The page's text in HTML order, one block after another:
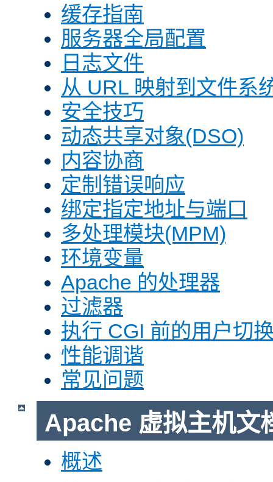
缓存指南
服务器全局配置
日志文件
从 URL 映射到文件系
安全技巧
动态共享对象(DSO)
内容协商
定制错误响应
绑定指定地址与端口
多处理模块(MPM)
环境变量
Apache 的处理器
过滤器
执行 CGI 前的用户切
性能调谐
常见问题
Apache 虚拟主机文
概述